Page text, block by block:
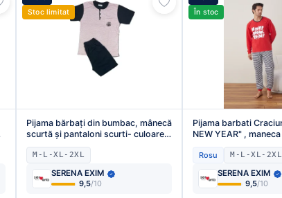
Stoc limitat
Pijama bărbați din bumbac, mânecă
scurtă și pantaloni scurti- culoare
roz,Engros
M-L-XL-2XL
SERENA EXIM
9,5/10
În stoc
Pijama barbati
NEW YEAR" ,
,pantaloni
,Engros
Rosu M-L-XL-
SERENA EXIM
9,5/10